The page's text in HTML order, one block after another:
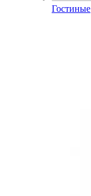
Гостиные